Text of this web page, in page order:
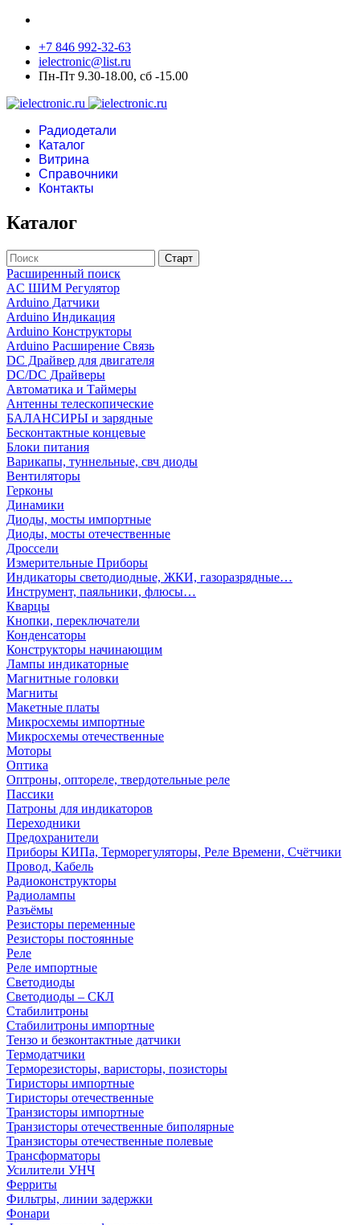
+7 846 992-32-63
ielectronic@list.ru
Пн-Пт 9.30-18.00, сб -15.00
Радиодетали
Каталог
Витрина
Справочники
Контакты
Каталог
Расширенный поиск
AC ШИМ Регулятор
Arduino Датчики
Arduino Индикация
Arduino Конструкторы
Arduino Расширение Связь
DC Драйвер для двигателя
DC/DC Драйверы
Автоматика и Таймеры
Антенны телескопические
БАЛАНСИРЫ и зарядные
Бесконтактные концевые
Блоки питания
Варикапы, туннельные, свч диоды
Вентиляторы
Герконы
Динамики
Диоды, мосты импортные
Диоды, мосты отечественные
Дроссели
Измерительные Приборы
Индикаторы светодиодные, ЖКИ, газоразрядные…
Инструмент, паяльники, флюсы…
Кварцы
Кнопки, переключатели
Конденсаторы
Конструкторы начинающим
Лампы индикаторные
Магнитные головки
Магниты
Макетные платы
Микросхемы импортные
Микросхемы отечественные
Моторы
Оптика
Оптроны, оптореле, твердотельные реле
Пассики
Патроны для индикаторов
Переходники
Предохранители
Приборы КИПа, Терморегуляторы, Реле Времени, Счётчики
Провод, Кабель
Радиоконструкторы
Радиолампы
Разъёмы
Резисторы переменные
Резисторы постоянные
Реле
Реле импортные
Светодиоды
Светодиоды – СКЛ
Стабилитроны
Стабилитроны импортные
Тензо и безконтактные датчики
Термодатчики
Терморезисторы, варисторы, позисторы
Тиристоры импортные
Тиристоры отечественные
Транзисторы импортные
Транзисторы отечественные биполярные
Транзисторы отечественные полевые
Трансформаторы
Усилители УНЧ
Ферриты
Фильтры, линии задержки
Фонари